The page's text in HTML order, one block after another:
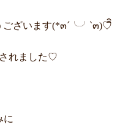
ございます(*๓´╰╯`๓)♡ิิ
れました♡
に